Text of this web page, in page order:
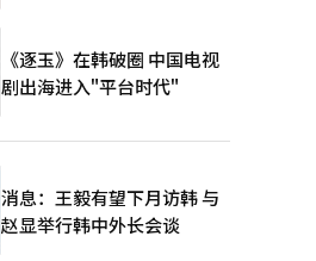
《逐玉》在韩破圈 中国电视
剧出海进入"平台时代"
消息：王毅有望下月访韩 与
赵显举行韩中外长会谈